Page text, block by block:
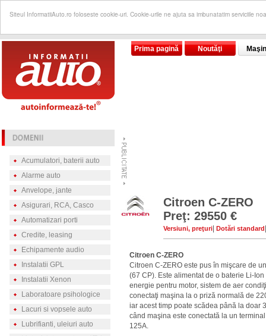
Siteul InformatiiAuto.ro foloseste cookie-uri. Cookie-urile ne ajuta sa imbunatatim serviciile
Prima pagină Noutăţi
Acumulatori, baterii auto
Alarme auto
Anvelope, jante
Asigurari, RCA, Casco
Automatizari porti
Credite, leasing
Echipamente audio
Instalatii GPL
Instalatii Xenon
Laboratoare psihologice
Lacuri si vopsele auto
Lubrifianti, uleiuri auto
Citroen C-ZERO
Preţ: 29550 €
Versiuni, preţuri Dotări standard
Citroen C-ZERO
Citroen C-ZERO este pus în mişcare de
(67 CP). Este alimentat de o baterie Li-
energie pentru motor, sistem de aer
conectaţi maşina la o priză normală de
iar acest timp poate scădea până la doar
când maşina este conectată la un
125A.